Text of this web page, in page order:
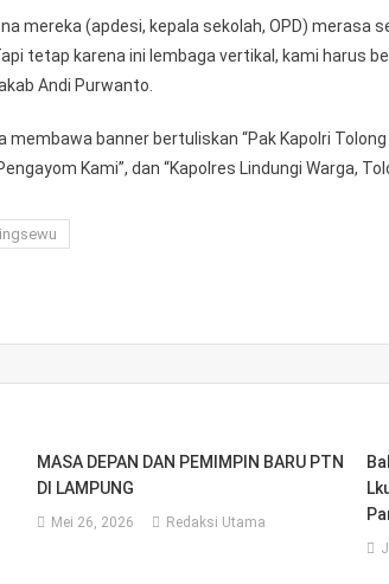
mereka (apdesi, kepala sekolah, OPD) merasa
tetap karena ini lembaga vertikal, kami harus
Andi Purwanto.
banner bertuliskan “Pak Kapolri Tolong
Kami”, dan “Kapolres Lindungi Warga,
MASA DEPAN DAN PEMIMPIN BARU PTN
DI LAMPUNG
Mei 26, 2026 Redaksi Utama